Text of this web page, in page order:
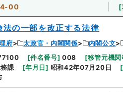
00 [
法の一部を改正する法律
府 太政官・内閣関係 内閣公文
[件名番号] 008 [移管元機関
課 [年月日] 昭和42年07月20日 [